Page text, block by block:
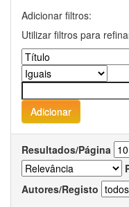
Adicionar filtros:
Utilizar filtros para
Resultados/Página
Autores/Registo